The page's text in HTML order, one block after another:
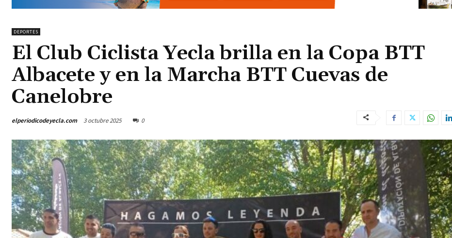
DEPORTES
El Club Ciclista Yecla brilla en la Copa BTT
Albacete y en la Marcha BTT Cuevas de
Canelobre
elperiodicodeyecla.com 3 octubre 2025 0